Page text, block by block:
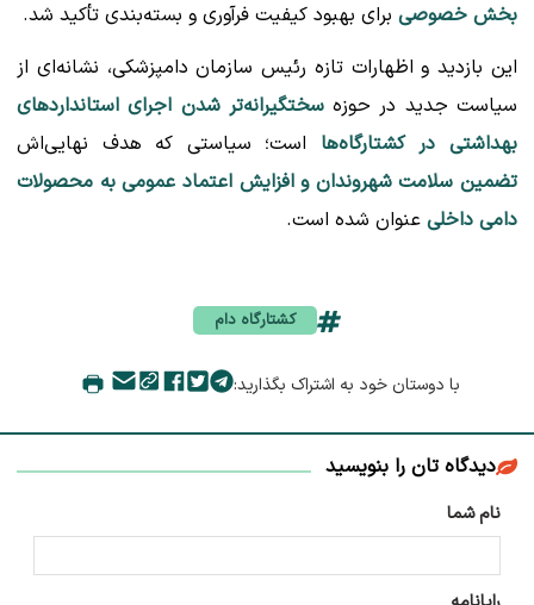
بخش خصوصی برای بهبود کیفیت فرآوری و بسته‌بندی تأکید شد.
این بازدید و اظهارات تازه رئیس سازمان دامپزشکی، نشانه‌ای از
سیاست جدید در حوزهسختگیرانه‌تر شدن اجرای استانداردهای
بهداشتی در کشتارگاه‌ها است؛ سیاستی که هدف نهایی‌اش
تضمین سلامت شهروندان و افزایش اعتماد عمومی به محصولات
دامی داخلی عنوان شده است.
کشتارگاه دام
با دوستان خود به اشتراک بگذارید:
دیدگاه تان را بنویسید
نام شما